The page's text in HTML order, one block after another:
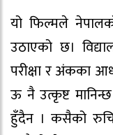
यो फिल्मले नेपालको
उठाएको छ।
परीक्षा र अंकका
ऊ नै उत्कृष्ट
हुँदैन । कसैको रुचि